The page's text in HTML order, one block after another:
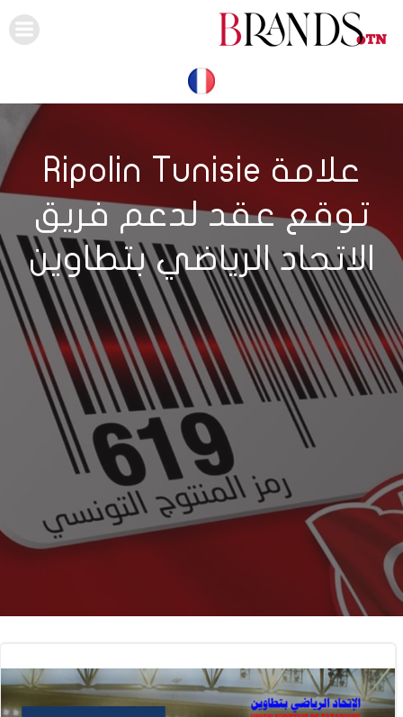
علامة Ripolin Tunisie
توقع عقد لدعم فريق
الاتحاد الرياضي بتطاوين